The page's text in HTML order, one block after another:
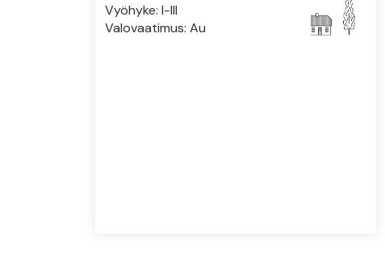
Vyöhyke: I-III
Valovaatimus: Au